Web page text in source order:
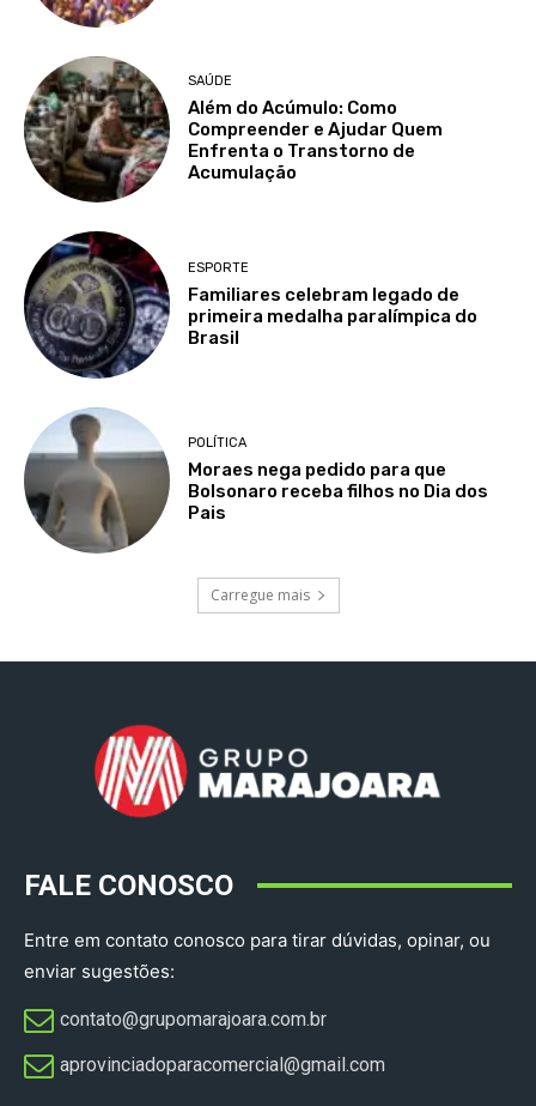
SAÚDE
Além do Acúmulo: Como
Compreender e Ajudar Quem
Enfrenta o Transtorno de
Acumulação
ESPORTE
Familiares celebram legado de
primeira medalha paralímpica do
Brasil
POLÍTICA
Moraes nega pedido para que
Bolsonaro receba filhos no Dia dos
Pais
Carregue mais
FALE CONOSCO
Entre em contato conosco para tirar dúvidas, opinar, ou
enviar sugestões:
contato@grupomarajoara.com.br
aprovinciadoparacomercial@gmail.com​